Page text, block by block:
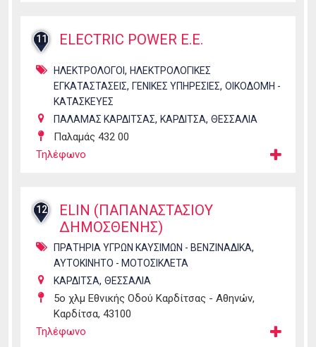
11 ELECTRIC POWER E.E.
ΗΛΕΚΤΡΟΛΟΓΟΙ , ΗΛΕΚΤΡΟΛΟΓΙΚΕΣ
ΕΓΚΑΤΑΣΤΑΣΕΙΣ, ΓΕΝΙΚΕΣ ΥΠΗΡΕΣΙΕΣ, ΟΙΚΟΔΟΜΗ -
ΚΑΤΑΣΚΕΥΕΣ
ΠΑΛΑΜΑΣ ΚΑΡΔΙΤΣΑΣ, ΚΑΡΔΙΤΣΑ, ΘΕΣΣΑΛΙΑ
Παλαμάς 432 00
Τηλέφωνο
12
ELIN (ΠΑΠΑΝΑΣΤΑΣΙΟΥ
ΔΗΜΟΣΘΕΝΗΣ)
ΠΡΑΤΗΡΙΑ ΥΓΡΩΝ ΚΑΥΣΙΜΩΝ - ΒΕΝΖΙΝΑΔΙΚΑ,
ΑΥΤΟΚΙΝΗΤΟ - ΜΟΤΟΣΙΚΛΕΤΑ
ΚΑΡΔΙΤΣΑ, ΘΕΣΣΑΛΙΑ
5ο χλμ Εθνικής Οδού Καρδίτσας - Αθηνών,
Καρδίτσα, 43100
Τηλέφωνο